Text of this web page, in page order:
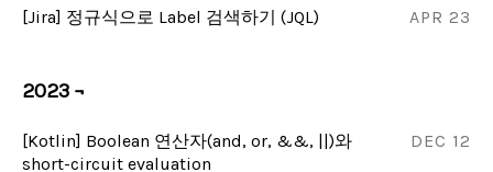
APR 23
[Jira] 정규식으로 Label 검색하기 (JQL)
2023 ¬
DEC 12
[Kotlin] Boolean 연산자(and, or, &&, ||)와
short-circuit evaluation